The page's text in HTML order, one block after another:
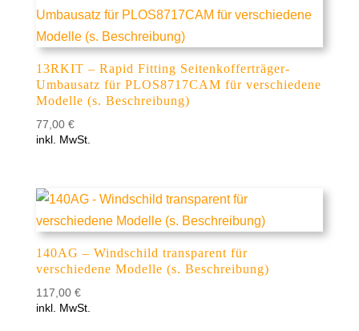
13RKIT – Rapid Fitting Seitenkofferträger-
Umbausatz für PLOS8717CAM für verschiedene
Modelle (s. Beschreibung)
77,00 €
inkl. MwSt.
140AG – Windschild transparent für
verschiedene Modelle (s. Beschreibung)
117,00 €
inkl. MwSt.